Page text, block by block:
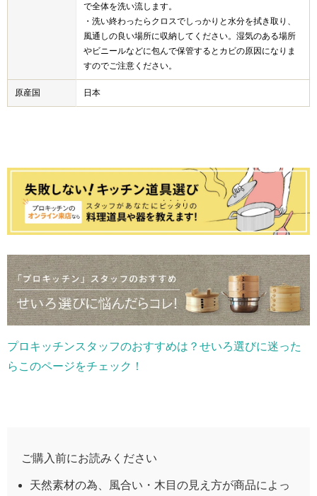
で全体を洗い流します。
・洗い終わったらクロスでしっかりと水分を拭き取り、
風通しの良い場所に収納してください。湿気のある場所
やビニールなどに包んで保管するとカビの原因になりま
すのでご注意ください。
原産国 日本
プロキッチンスタッフのおすすめは？せいろ選びに迷った
らこのページをチェック！
ご購入前にお読みください
天然素材の為、風合い・木目の見え方が商品によっ